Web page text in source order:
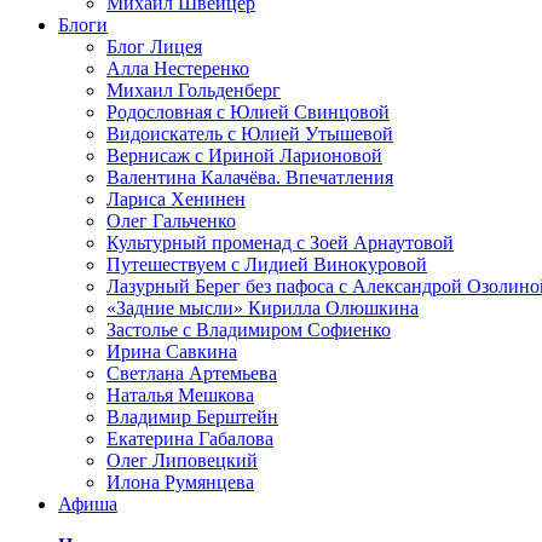
Блоги
Блог Лицея
Алла Нестеренко
Михаил Гольденберг
Родословная с Юлией Свинцовой
Видоискатель с Юлией Утышевой
Вернисаж с Ириной Ларионовой
Валентина Калачёва. Впечатления
Лариса Хенинен
Олег Гальченко
Культурный променад с Зоей Арнаутовой
Путешествуем с Лидией Винокуровой
Лазурный Берег без пафоса с Александрой
«Задние мысли» Кирилла Олюшкина
Застолье с Владимиром Софиенко
Ирина Савкина
Светлана Артемьева
Наталья Мешкова
Владимир Берштейн
Екатерина Габалова
Олег Липовецкий
Илона Румянцева
Афиша